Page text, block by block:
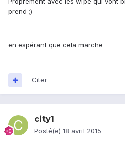
prend ;)
en espérant que cela marche
Citer
city1
Posté(e) 18 avril 2015